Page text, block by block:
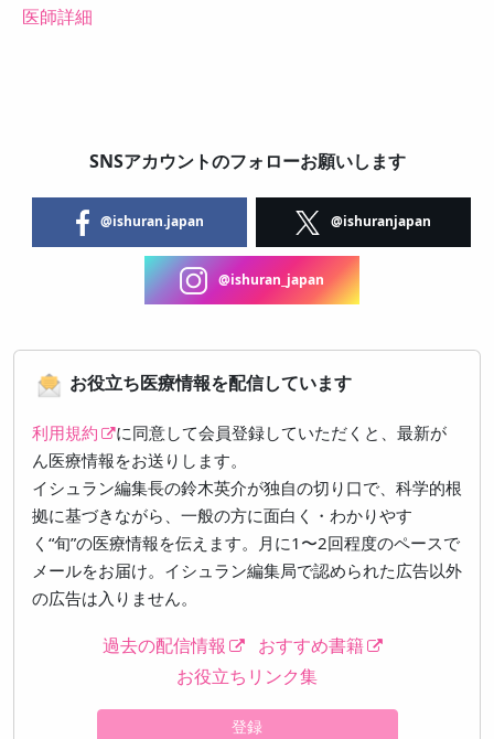
医師詳細
SNSアカウントのフォローお願いします
@ishuran.japan @ishuranjapan
@ishuran_japan
お役立ち医療情報を配信しています
利用規約
に同意して会員登録していただくと、最新が
ん医療情報をお送りします。
イシュラン編集長の鈴木英介が独自の切り口で、科学的根
拠に基づきながら、一般の方に面白く・わかりやす
く“旬”の医療情報を伝えます。月に1〜2回程度のペースで
メールをお届け。イシュラン編集局で認められた広告以外
の広告は入りません。
過去の配信情報
おすすめ書籍
お役立ちリンク集
登録